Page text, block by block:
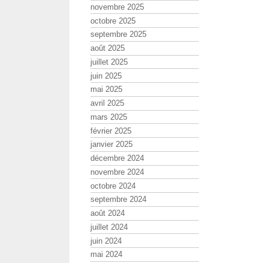
novembre 2025
octobre 2025
septembre 2025
août 2025
juillet 2025
juin 2025
mai 2025
avril 2025
mars 2025
février 2025
janvier 2025
décembre 2024
novembre 2024
octobre 2024
septembre 2024
août 2024
juillet 2024
juin 2024
mai 2024